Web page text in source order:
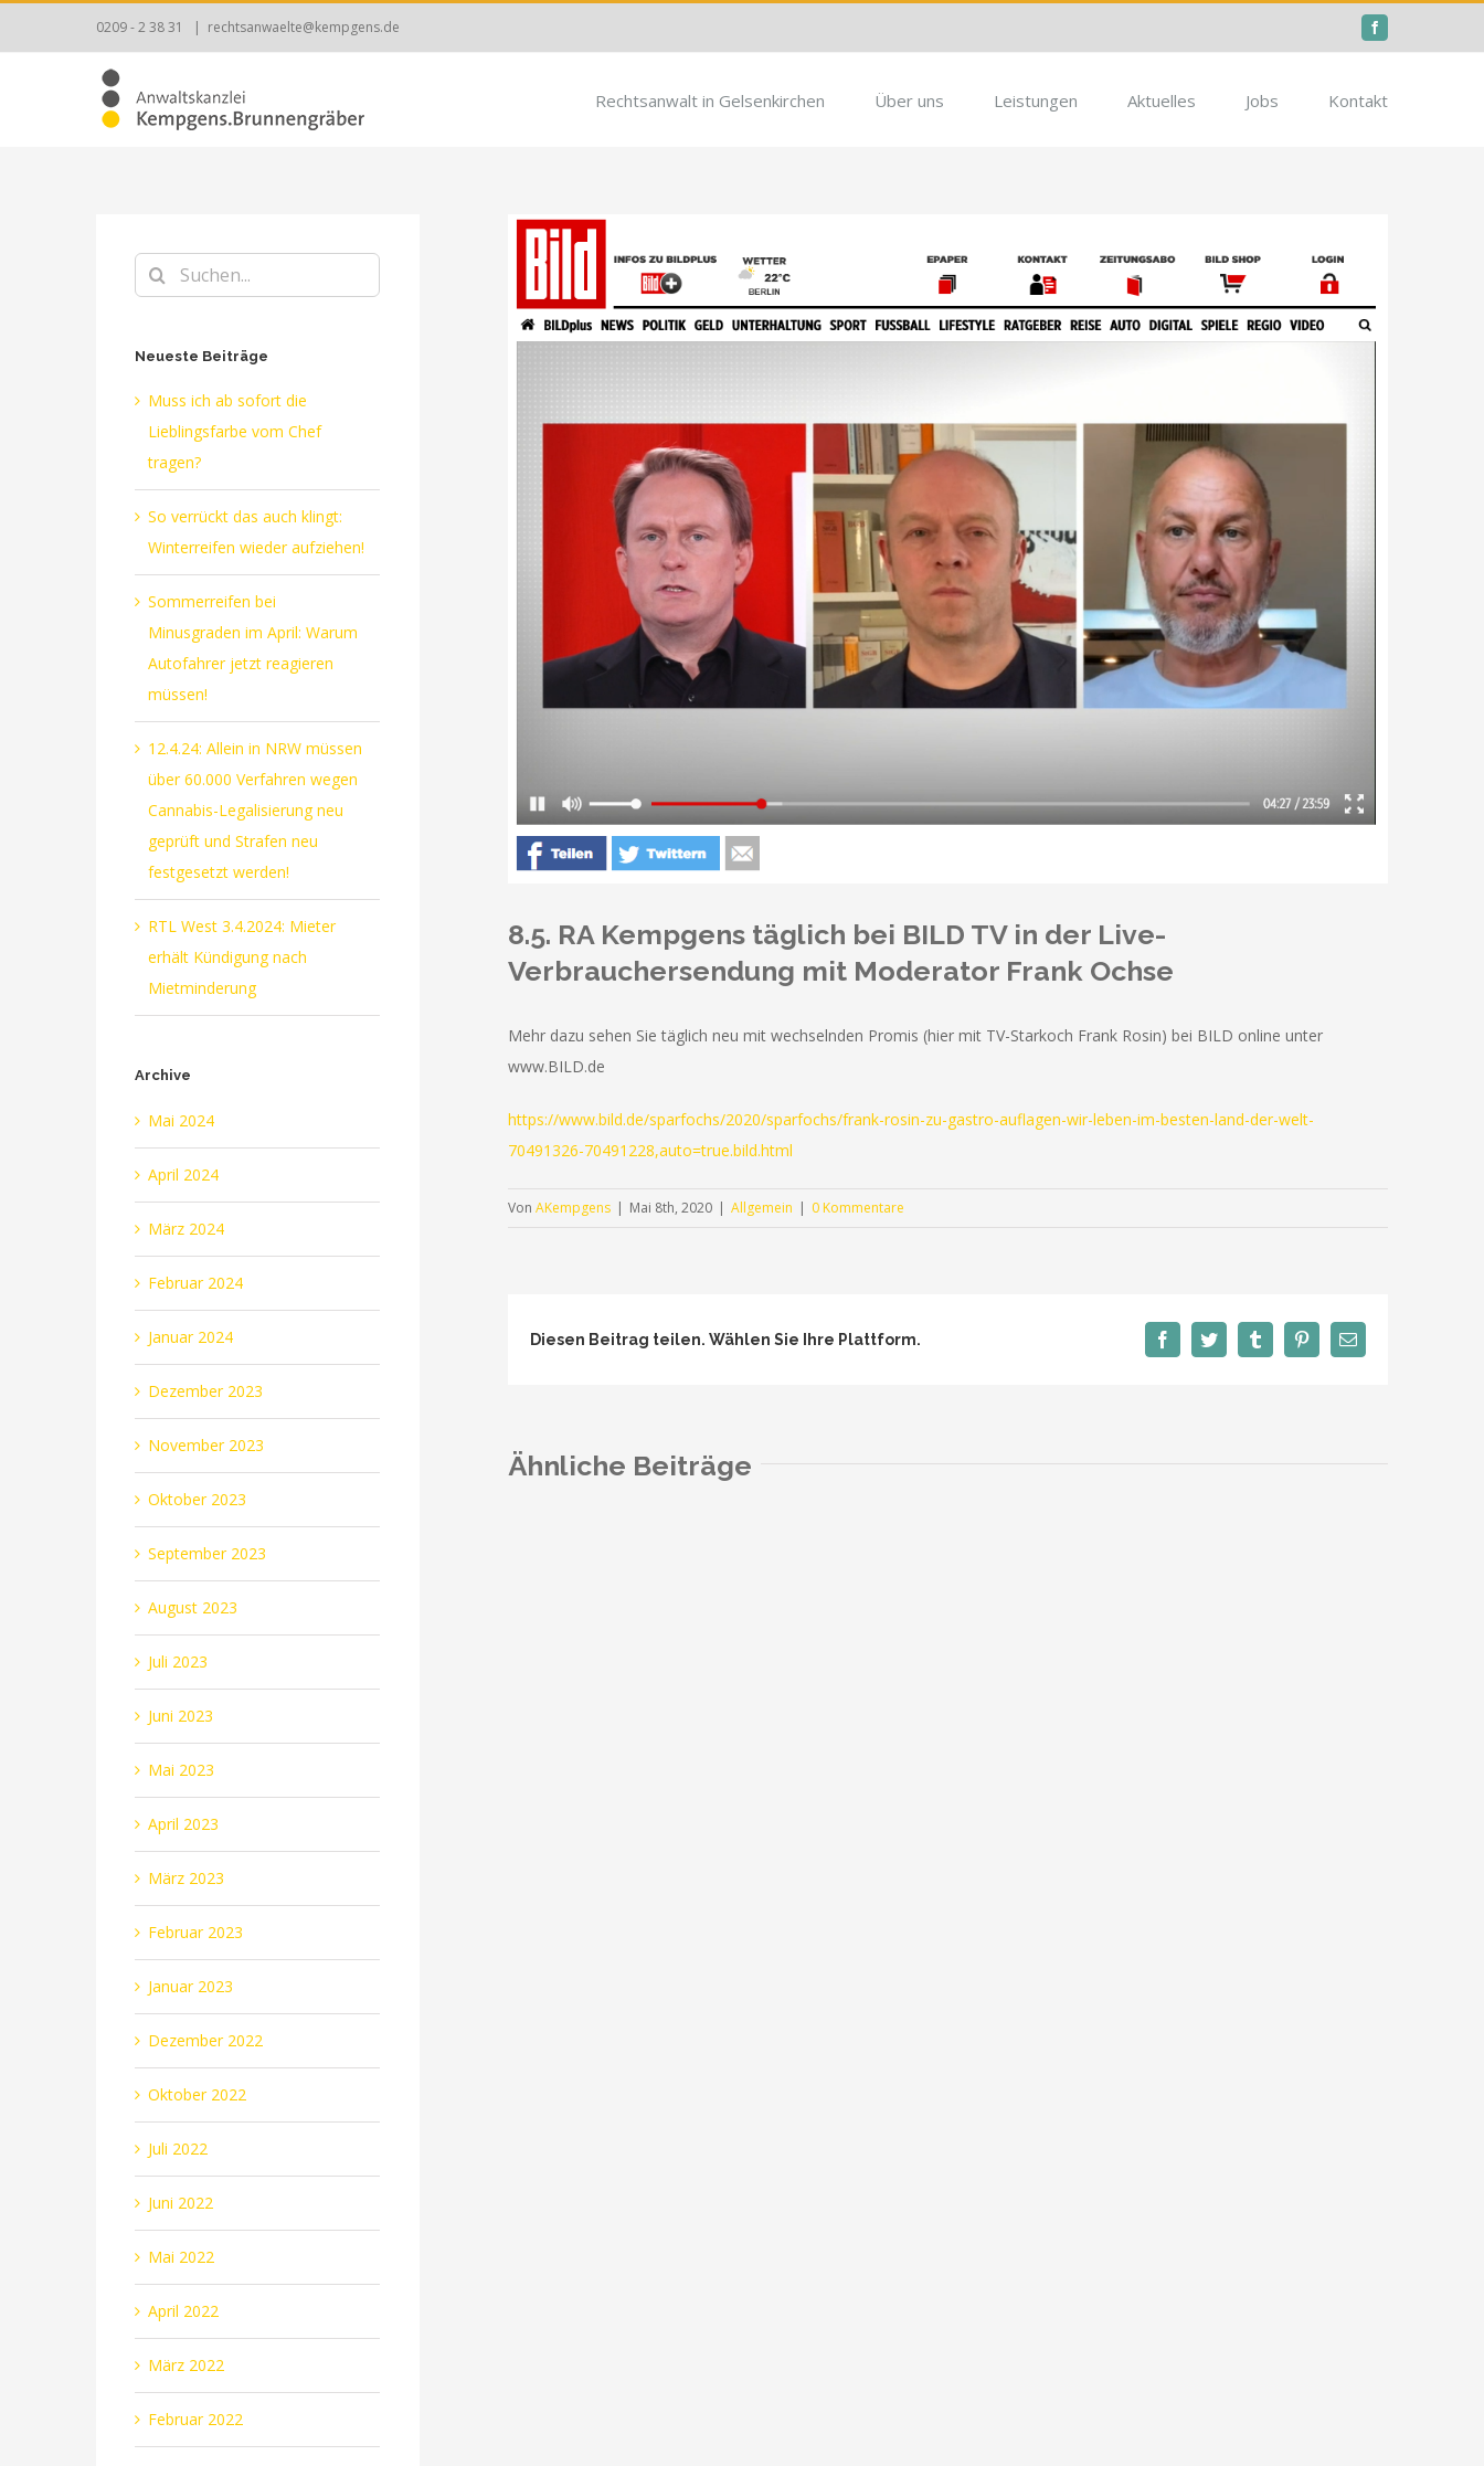
0209 - 2 38 31 | rechtsanwaelte@kempgens.de
Rechtsanwalt in Gelsenkirchen Über uns Leistungen Aktuelles Jobs Kontakt
Zeige
grösseres
8.5. RA Kempgens täglich bei BILD TV in der Live-
Verbrauchersendung mit Moderator Frank Ochse
Mehr dazu sehen Sie täglich neu mit wechselnden Promis (hier mit TV-Starkoch Frank Rosin) bei BILD online unter
www.BILD.de
https://www.bild.de/sparfochs/2020/sparfochs/frank-rosin-zu-gastro-auflagen-wir-leben-im-besten-land-der-welt-
70491326-70491228,auto=true.bild.html
Von AKempgens | Mai 8th, 2020 | Allgemein | 0 Kommentare
Diesen Beitrag teilen. Wählen Sie Ihre Plattform. FacebookTwitter TumblrPinterestE-
Mail
Ähnliche Beiträge
Suche
nach:
Neueste Beiträge
Muss ich ab sofort die
Lieblingsfarbe vom Chef
tragen?
So verrückt das auch klingt:
Winterreifen wieder aufziehen!
Sommerreifen bei
Minusgraden im April: Warum
Autofahrer jetzt reagieren
müssen!
12.4.24: Allein in NRW müssen
über 60.000 Verfahren wegen
Cannabis-Legalisierung neu
geprüft und Strafen neu
festgesetzt werden!
RTL West 3.4.2024: Mieter
erhält Kündigung nach
Mietminderung
Archive
Mai 2024
April 2024
März 2024
Februar 2024
Januar 2024
Dezember 2023
November 2023
Oktober 2023
September 2023
August 2023
Juli 2023
Juni 2023
Mai 2023
April 2023
März 2023
Februar 2023
Januar 2023
Dezember 2022
Oktober 2022
Juli 2022
Juni 2022
Mai 2022
April 2022
März 2022
Februar 2022